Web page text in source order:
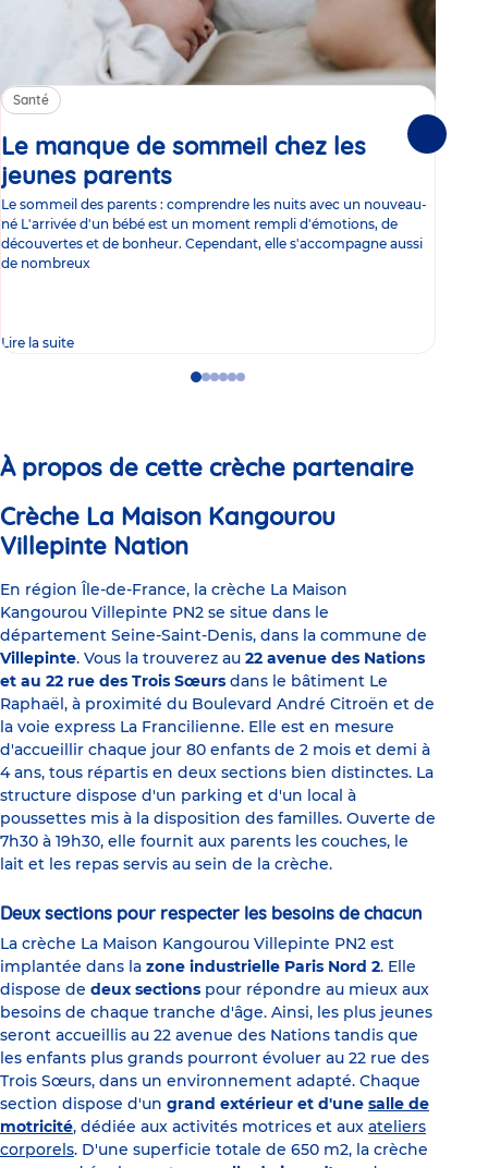
Santé
Le manque de sommeil chez les
jeunes parents
Le sommeil des parents : comprendre les nuits avec un nouveau-
né L'arrivée d'un bébé est un moment rempli d'émotions, de
découvertes et de bonheur. Cependant, elle s'accompagne aussi
de nombreux
Lire la suite
GoGoGoGo
GoGo
À propos de cette crèche partenaire
Crèche La Maison Kangourou
Villepinte Nation
En région Île-de-France, la crèche La Maison
Kangourou Villepinte PN2 se situe dans le
département Seine-Saint-Denis, dans la commune de
Villepinte. Vous la trouverez au 22 avenue des Nations
et au 22 rue des Trois Sœurs dans le bâtiment Le
Raphaël, à proximité du Boulevard André Citroën et de
la voie express La Francilienne. Elle est en mesure
d'accueillir chaque jour 80 enfants de 2 mois et demi à
4 ans, tous répartis en deux sections bien distinctes. La
structure dispose d'un parking et d'un local à
poussettes mis à la disposition des familles. Ouverte de
7h30 à 19h30, elle fournit aux parents les couches, le
lait et les repas servis au sein de la crèche.
Deux sections pour respecter les besoins de chacun
La crèche La Maison Kangourou Villepinte PN2 est
implantée dans la zone industrielle Paris Nord 2. Elle
dispose de deux sections pour répondre au mieux aux
besoins de chaque tranche d'âge. Ainsi, les plus jeunes
seront accueillis au 22 avenue des Nations tandis que
les enfants plus grands pourront évoluer au 22 rue des
Trois Sœurs, dans un environnement adapté. Chaque
section dispose d'un grand extérieur et d'une salle de
motricité, dédiée aux activités motrices et aux ateliers
corporels. D'une superficie totale de 650 m2, la crèche